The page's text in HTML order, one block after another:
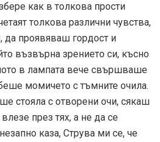
как в толкова прости
толкова различни чувства,
да проявяваш гордост и
възвърна зрението си, късно
в лампата вече свършваше
момичето с тъмните очила.
стояла с отворени очи, сякаш
през тях, а не да се
каза, Струва ми се, че